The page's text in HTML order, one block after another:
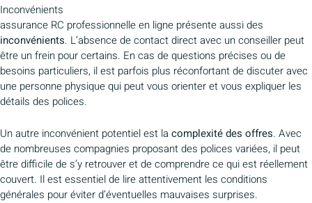
Inconvénients
assurance RC professionnelle en ligne présente aussi des
inconvénients. L’absence de contact direct avec un conseiller peut
être un frein pour certains. En cas de questions précises ou de
besoins particuliers, il est parfois plus réconfortant de discuter avec
une personne physique qui peut vous orienter et vous expliquer les
détails des polices.
Un autre inconvénient potentiel est la complexité des offres. Avec
de nombreuses compagnies proposant des polices variées, il peut
être difficile de s’y retrouver et de comprendre ce qui est réellement
couvert. Il est essentiel de lire attentivement les conditions
générales pour éviter d’éventuelles mauvaises surprises.